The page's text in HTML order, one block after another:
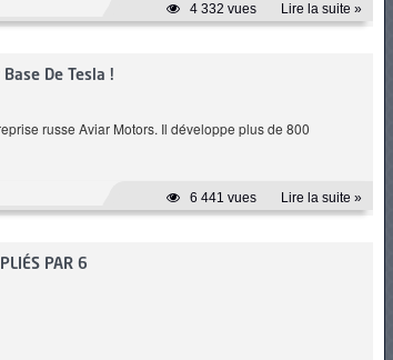
4 332 vues Lire la suite »
De Tesla !
russe Aviar Motors. Il développe plus de 800
6 441 vues Lire la suite »
PAR 6